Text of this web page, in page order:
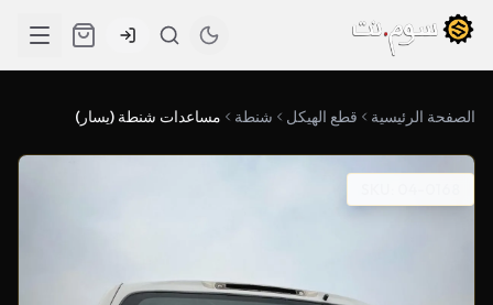
الصفحة الرئيسية قطع الهيكل شنطة مساعدات شنطة (يسار)